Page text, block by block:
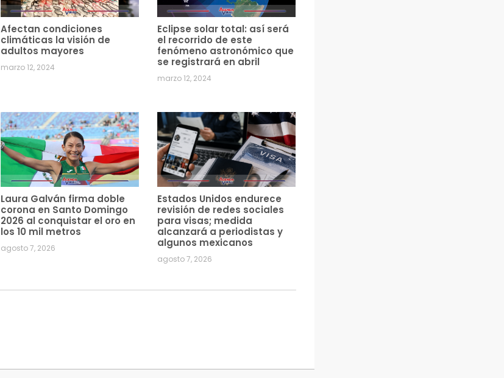
Afectan condiciones
climáticas la visión de
adultos mayores
marzo 12, 2024
Eclipse solar total: así será
el recorrido de este
fenómeno astronómico que
se registrará en abril
marzo 12, 2024
Laura Galván firma doble
corona en Santo Domingo
2026 al conquistar el oro en
los 10 mil metros
agosto 7, 2026
Estados Unidos endurece
revisión de redes sociales
para visas; medida
alcanzará a periodistas y
algunos mexicanos
agosto 7, 2026